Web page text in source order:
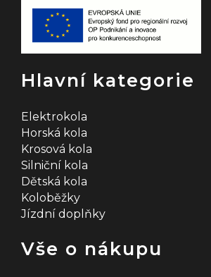
Hlavní kategorie
Elektrokola
Horská kola
Krosová kola
Silniční kola
Dětská kola
Koloběžky
Jízdní doplňky
Vše o nákupu